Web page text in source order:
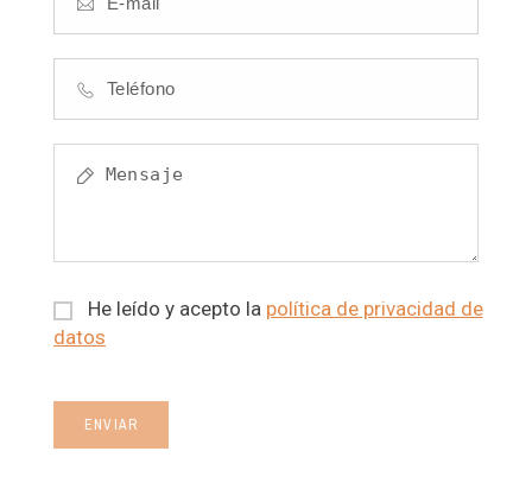
He leído y acepto la política de privacidad de
datos
ENVIAR